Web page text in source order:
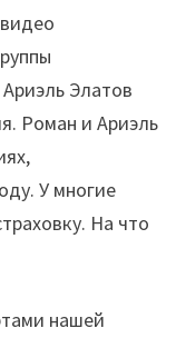
Элатов
Роман и Ариэль
У многие
На что
нашей